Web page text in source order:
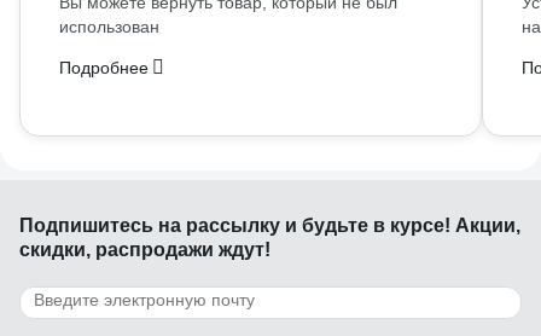
использован
Подробнее
Подпишитесь на рассылку и будьте в курсе! Акции,
скидки, распродажи ждут!